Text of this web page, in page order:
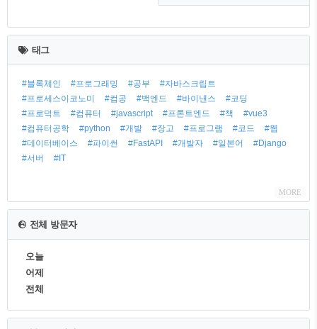
최
근
글
태그
#블록체인 #프로그래밍 #공부
#자바스크립트
#프로세스이코노미
#컴공 #백엔드 #바이낸스
#코딩
#프로덕트
#컴퓨터 #javascript #프론트엔드 #책
#vue3
#컴퓨터공학
#python #개발 #장고 #프로그램 #코드
#웹
#데이터베이스
#파이썬 #FastAPI #개발자 #일본어
#Django
#서버
#IT
MORE
전체 방문자
오늘
어제
전체